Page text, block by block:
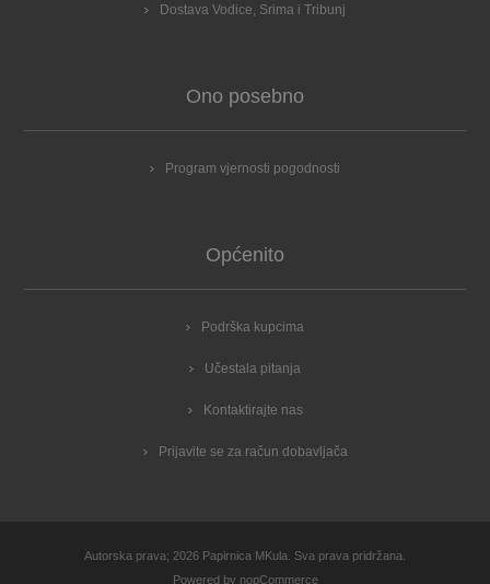
Dostava Vodice, Srima i Tribunj
Ono posebno
Program vjernosti pogodnosti
Općenito
Podrška kupcima
Učestala pitanja
Kontaktirajte nas
Prijavite se za račun dobavljača
Autorska prava; 2026 Papirnica MKula. Sva prava pridržana.
Powered by nopCommerce